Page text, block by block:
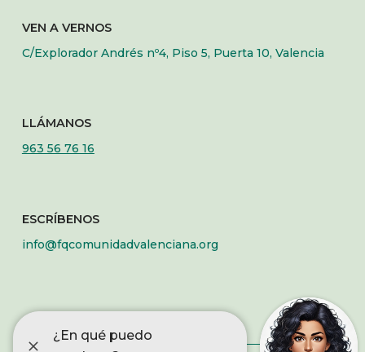
VEN A VERNOS
C/Explorador Andrés nº4, Piso 5, Puerta 10, Valencia
LLÁMANOS
963 56 76 16
ESCRÍBENOS
info@fqcomunidadvalenciana.org